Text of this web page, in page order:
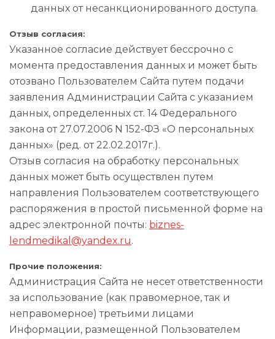
данных от несанкционированного доступа.
Отзыв согласия:
Указанное согласие действует бессрочно с
момента предоставления данных и может быть
отозвано Пользователем Сайта путем подачи
заявления Администрации Сайта с указанием
данных, определенных ст. 14 Федерального
закона от 27.07.2006 N 152-ФЗ «О персональных
данных» (ред. от 22.02.2017г.).
Отзыв согласия на обработку персональных
данных может быть осуществлен путем
направления Пользователем соответствующего
распоряжения в простой письменной форме на
адрес электронной почты: biznes-
lendmedikal@yandex.ru.
Прочие положения:
Администрация Сайта не несет ответственности
за использование (как правомерное, так и
неправомерное) третьими лицами
Информации, размещенной Пользователем